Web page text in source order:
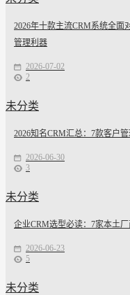
2026年十款主流CRM系统全面
管理利器
2026-07-02
2
未分类
2026知名CRM汇总：7款客户
2026-06-30
3
未分类
企业CRM选型必读：7家本土
2026-06-23
5
未分类